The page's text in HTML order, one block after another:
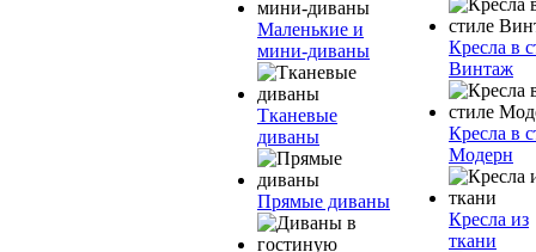
Маленькие и
мини-диваны
Тканевые
диваны
Прямые диваны
Кресла в
Винтаж
Кресла в
Модерн
Кресла из
ткани